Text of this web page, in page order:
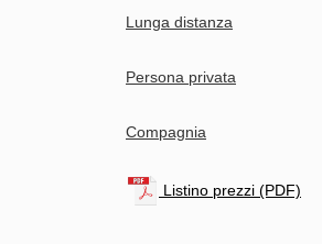
Lunga distanza
Persona privata
Compagnia
Listino prezzi (PDF)